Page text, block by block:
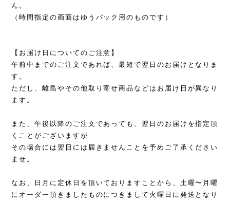
ん。
（時間指定の画面はゆうパック用のものです）
【お届け日についてのご注意】
午前中までのご注文であれば、最短で翌日のお届けとなりま
す。
ただし、離島やその他取り寄せ商品などはお届け日が異なり
ます。
また、午後以降のご注文であっても、翌日のお届けを指定頂
くことがございますが
その場合には翌日には届きませんことを予めご了承ください
ませ。
なお、日月に定休日を頂いておりますことから、土曜〜月曜
にオーダー頂きましたものにつきまして火曜日に発送となり